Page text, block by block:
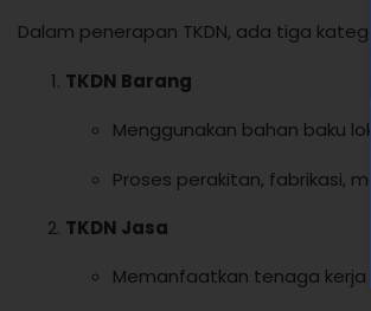
Dalam penerapan TKDN, ada tiga
TKDN Barang
Menggunakan bahan baku
Proses perakitan, fabrikasi,
TKDN Jasa
Memanfaatkan tenaga